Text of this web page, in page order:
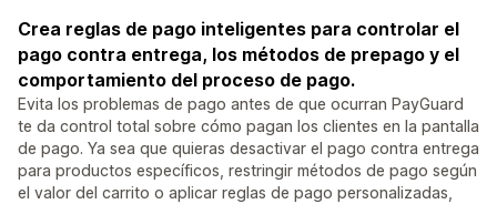
Crea reglas de pago inteligentes para controlar el
pago contra entrega, los métodos de prepago y el
comportamiento del proceso de pago.
Evita los problemas de pago antes de que ocurran PayGuard
te da control total sobre cómo pagan los clientes en la pantalla
de pago. Ya sea que quieras desactivar el pago contra entrega
para productos específicos, restringir métodos de pago según
el valor del carrito o aplicar reglas de pago personalizadas,